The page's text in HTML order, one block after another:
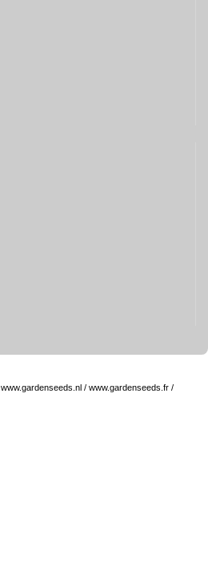
www.gardenseeds.nl / www.gardenseeds.fr /